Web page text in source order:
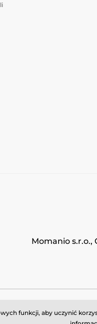
Momanio s.r.o.,
funkcji, aby uczynić